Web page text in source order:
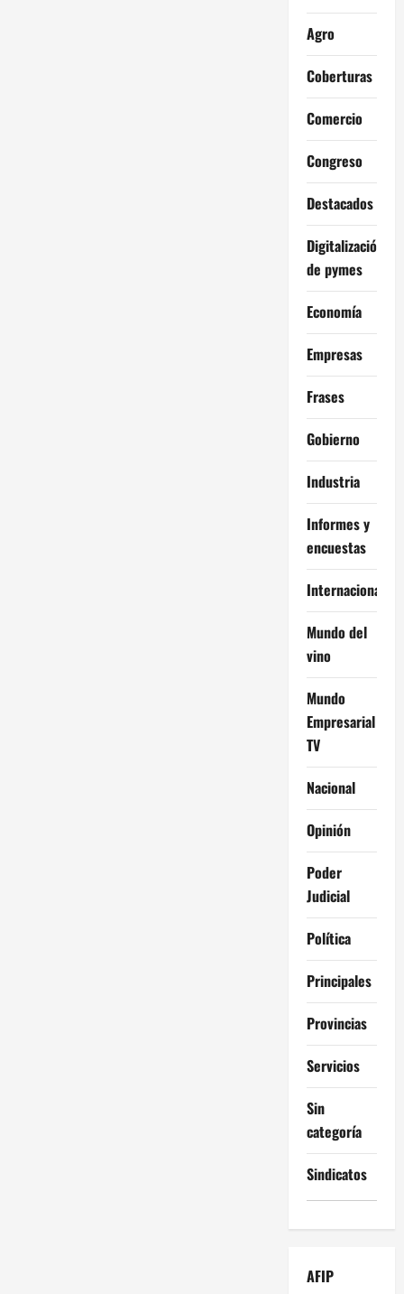
Agro
Coberturas
Comercio
Congreso
Destacados
Digitalización
de pymes
Economía
Empresas
Frases
Gobierno
Industria
Informes y
encuestas
Internacional
Mundo del
vino
Mundo
Empresarial
TV
Nacional
Opinión
Poder
Judicial
Política
Principales
Provincias
Servicios
Sin
categoría
Sindicatos
AFIP